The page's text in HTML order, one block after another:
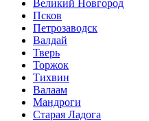
Великий Новгород
Псков
Петрозаводск
Валдай
Тверь
Торжок
Тихвин
Валаам
Мандроги
Старая Ладога